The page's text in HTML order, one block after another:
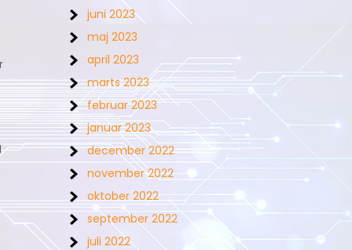
juni 2023
maj 2023
april 2023
marts 2023
februar 2023
januar 2023
december 2022
november 2022
oktober 2022
september 2022
juli 2022